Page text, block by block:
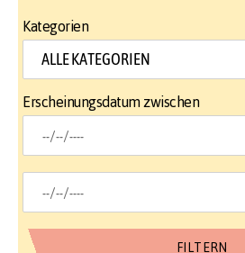
Kategorien
Erscheinungsdatum zwischen